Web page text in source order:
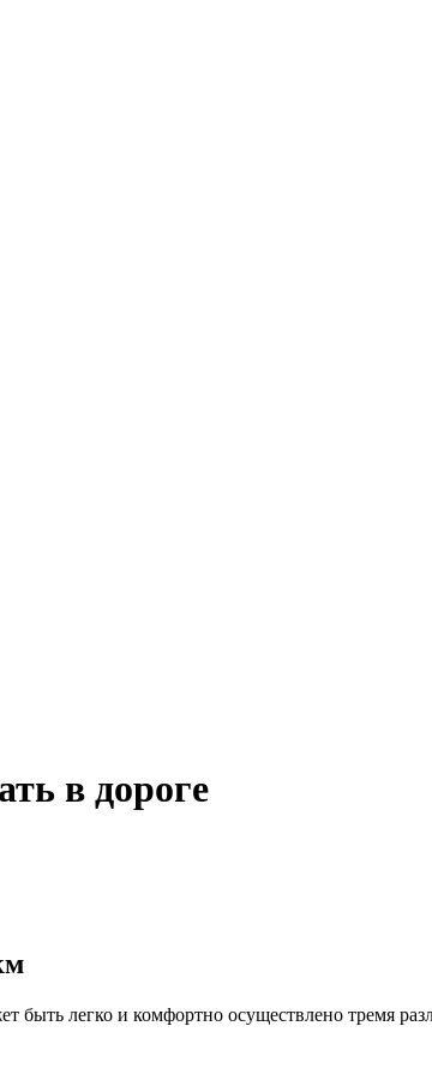
в дороге
легко и комфортно осуществлено тремя